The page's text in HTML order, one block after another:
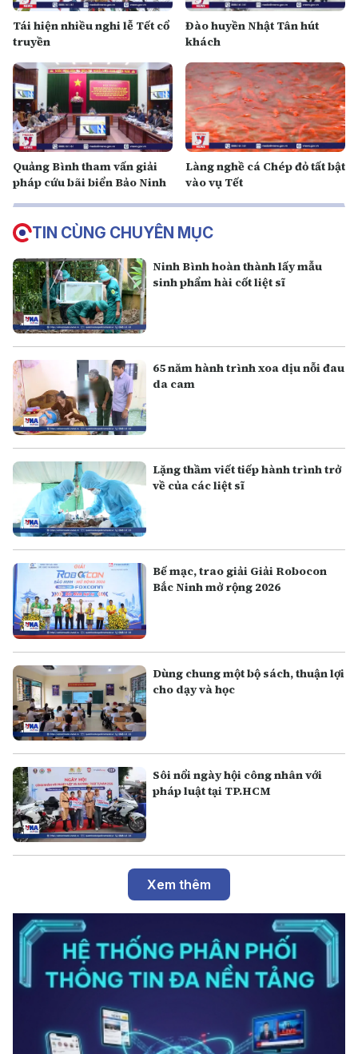
Tái hiện nhiều nghi lễ Tết cổ
truyền
Đào huyền Nhật Tân hút
khách
Quảng Bình tham vấn giải
pháp cứu bãi biển Bảo Ninh
Làng nghề cá Chép đỏ tất bật
vào vụ Tết
TIN CÙNG CHUYÊN MỤC
Ninh Bình hoàn thành lấy mẫu
sinh phẩm hài cốt liệt sĩ
65 năm hành trình xoa dịu nỗi đau
da cam
Lặng thầm viết tiếp hành trình trở
về của các liệt sĩ
Bế mạc, trao giải Giải Robocon
Bắc Ninh mở rộng 2026
Dùng chung một bộ sách, thuận lợi
cho dạy và học
Sôi nổi ngày hội công nhân với
pháp luật tại TP.HCM
Xem thêm